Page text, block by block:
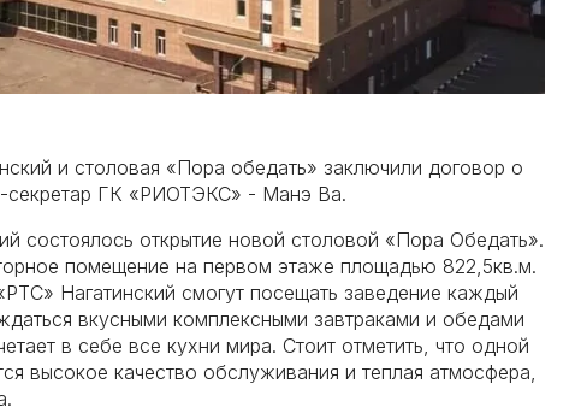
и столовая «Пора обедать» заключили договор о
секретар ГК «РИОТЭКС» - Манэ Ва.
состоялось открытие новой столовой «Пора Обедать».
помещение на первом этаже площадью 822,5кв.м.
Нагатинский смогут посещать заведение каждый
вкусными комплексными завтраками и обедами
в себе все кухни мира. Стоит отметить, что одной
высокое качество обслуживания и теплая атмосфера,